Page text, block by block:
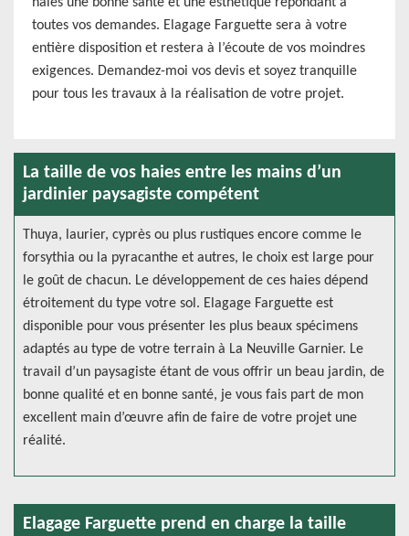
toutes vos demandes. Elagage Farguette sera à votre
entière disposition et restera à l’écoute de vos moindres
exigences. Demandez-moi vos devis et soyez tranquille
pour tous les travaux à la réalisation de votre projet.
La taille de vos haies entre les mains d’un
jardinier paysagiste compétent
Thuya, laurier, cyprès ou plus rustiques encore comme le
forsythia ou la pyracanthe et autres, le choix est large pour
le goût de chacun. Le développement de ces haies dépend
étroitement du type votre sol. Elagage Farguette est
disponible pour vous présenter les plus beaux spécimens
adaptés au type de votre terrain à La Neuville Garnier. Le
travail d’un paysagiste étant de vous offrir un beau jardin, de
bonne qualité et en bonne santé, je vous fais part de mon
excellent main d’œuvre afin de faire de votre projet une
réalité.
Elagage Farguette prend en charge la taille